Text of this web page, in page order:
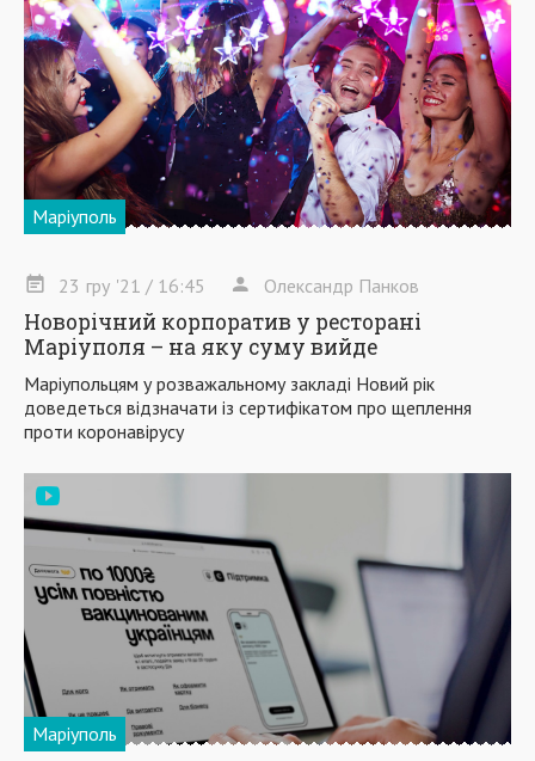
Маріуполь
23 гру '21 / 16:45 Олександр Панков
Новорічний корпоратив у ресторані
Маріуполя – на яку суму вийде
Маріупольцям у розважальному закладі Новий рік
доведеться відзначати із сертифікатом про щеплення
проти коронавірусу
Маріуполь